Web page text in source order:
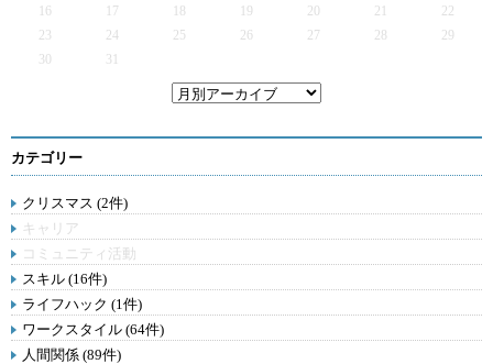
16
17 19 20 21
22
23
24 25 26 27 28
29
30
31
カテゴリー
クリスマス (2件)
キャリア
コミュニティ活動
スキル (16件)
ライフハック (1件)
ワークスタイル (64件)
人間関係 (89件)